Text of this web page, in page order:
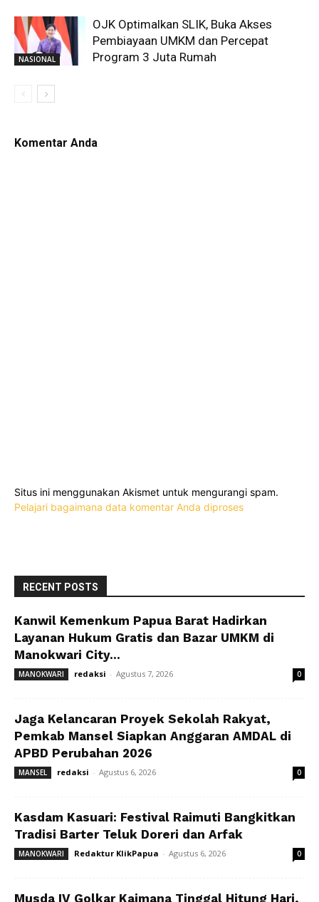
NASIONAL
OJK Optimalkan SLIK, Buka Akses
Pembiayaan UMKM dan Percepat
Program 3 Juta Rumah
Komentar Anda
Situs ini menggunakan Akismet untuk mengurangi spam.
Pelajari bagaimana data komentar Anda diproses
RECENT POSTS
Kanwil Kemenkum Papua Barat Hadirkan
Layanan Hukum Gratis dan Bazar UMKM di
Manokwari City...
MANOKWARI redaksi - Agustus 7, 2026 0
Jaga Kelancaran Proyek Sekolah Rakyat,
Pemkab Mansel Siapkan Anggaran AMDAL di
APBD Perubahan 2026
MANSEL redaksi - Agustus 6, 2026 0
Kasdam Kasuari: Festival Raimuti Bangkitkan
Tradisi Barter Teluk Doreri dan Arfak
MANOKWARI Redaktur KlikPapua - Agustus 6, 2026 0
Musda IV Golkar Kaimana Tinggal Hitung Hari,